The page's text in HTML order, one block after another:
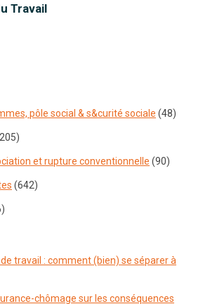
Travail
pôle social & s&curité sociale (48)
et rupture conventionnelle (90)
(642)
travail : comment (bien) se séparer à
chômage sur les conséquences